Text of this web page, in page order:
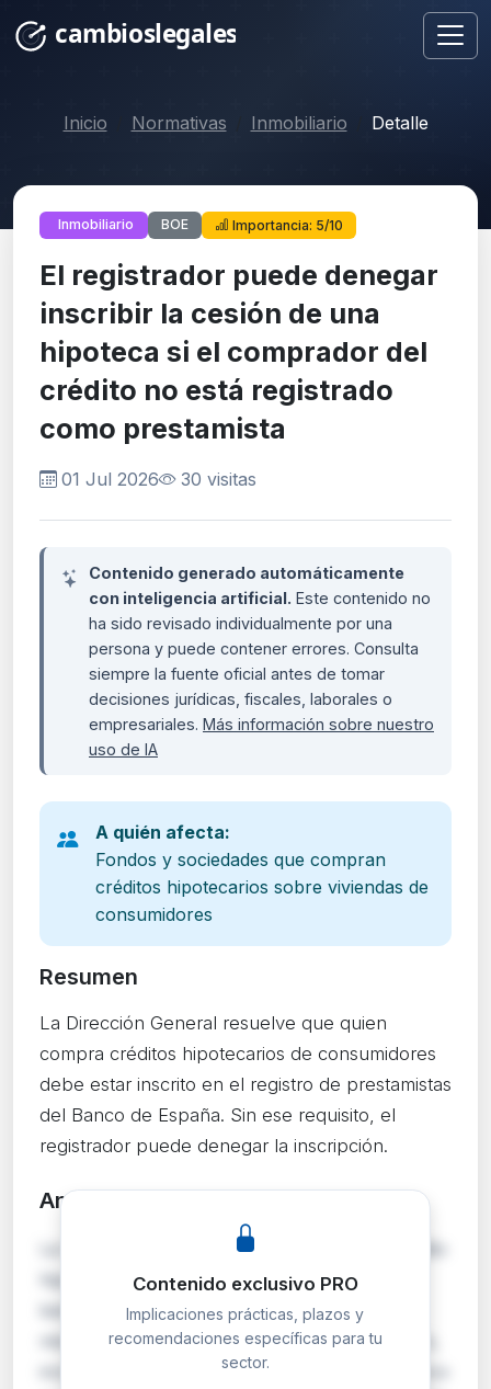
Inicio Normativas Inmobiliario Detalle
Inmobiliario BOE Importancia: 5/10
El registrador puede denegar
inscribir la cesión de una
hipoteca si el comprador del
crédito no está registrado
como prestamista
01 Jul 2026 30 visitas
Contenido generado automáticamente
con inteligencia artificial. Este contenido no
ha sido revisado individualmente por una
persona y puede contener errores. Consulta
siempre la fuente oficial antes de tomar
decisiones jurídicas, fiscales, laborales o
empresariales. Más información sobre nuestro
uso de IA
A quién afecta:
Fondos y sociedades que compran
créditos hipotecarios sobre viviendas de
consumidores
Resumen
La Dirección General resuelve que quien
compra créditos hipotecarios de consumidores
debe estar inscrito en el registro de prestamistas
del Banco de España. Sin ese requisito, el
registrador puede denegar la inscripción.
Análisis detallado
La DGSJFP confirma que la cesión de un crédito
hipotecario sobre vivienda a una entidad no
bancaria exige que el cesionario cumpla los
mismos requisitos que un prestamista originario,
incluyendo la inscripción en el registro del Banco
Contenido exclusivo PRO
Implicaciones prácticas, plazos y
recomendaciones específicas para tu
sector.